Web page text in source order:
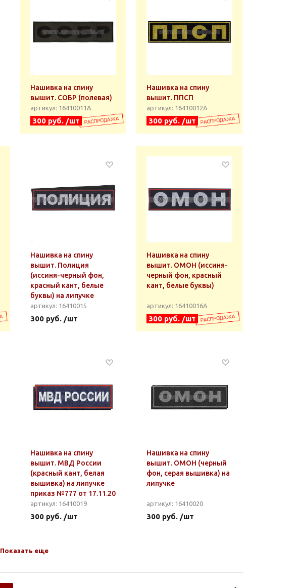
Нашивка на спину
вышит. СОБР (полевая)
артикул: 16410011А
300 руб. /шт
Нашивка на спину
вышит. ППСП
артикул: 16410012А
300 руб. /шт
Нашивка на спину
вышит. Полиция
(иссиня-черный фон,
красный кант, белые
буквы) на липучке
артикул: 16410015
300 руб. /шт
Нашивка на спину
вышит. ОМОН (иссиня-
черный фон, красный
кант, белые буквы)
артикул: 16410016А
300 руб. /шт
Нашивка на спину
вышит. МВД России
(красный кант, белая
вышивка) на липучке
приказ №777 от 17.11.20
артикул: 16410019
300 руб. /шт
Нашивка на спину
вышит. ОМОН (черный
фон, серая вышивка) на
липучке
артикул: 16410020
300 руб. /шт
Показать еще